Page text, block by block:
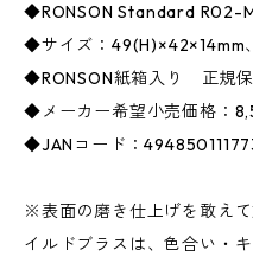
◆RONSON Standard R02-
◆サイズ：49(H)×42×14mm
◆RONSON紙箱入り 正規
◆メーカー希望小売価格：
◆JANコード：
※表面の磨き仕上げを敢え
イルドブラスは、色合い・